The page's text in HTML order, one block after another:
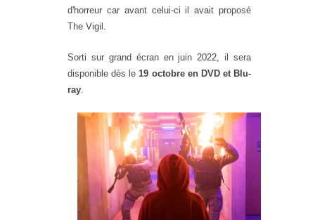
d'horreur car avant celui-ci il avait proposé
The Vigil.
Sorti sur grand écran en juin 2022, il sera
disponible dès le19 octobre en DVD et Blu-
ray.